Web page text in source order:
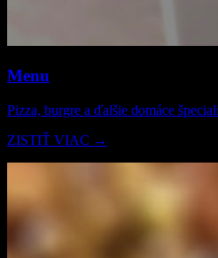
Menu
Pizza, burgre a ďalšie domáce
ZISTIŤ VIAC →